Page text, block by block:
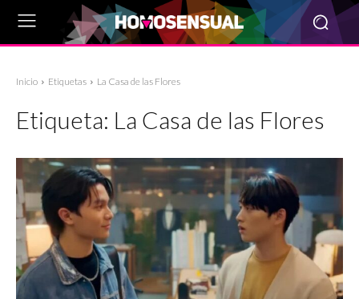
Inicio Etiquetas La Casa de las Flores
Etiqueta: La Casa de las Flores